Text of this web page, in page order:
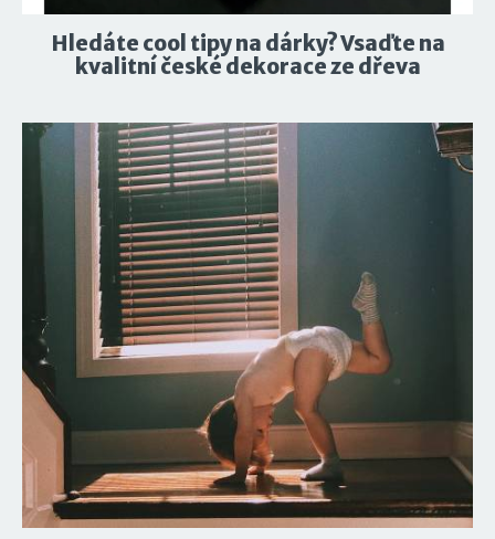
Hledáte cool tipy na dárky? Vsaďte na
kvalitní české dekorace ze dřeva